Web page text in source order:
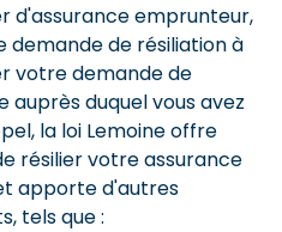
d'assurance emprunteur,
demande de résiliation à
votre demande de
auprès duquel vous avez
la loi Lemoine offre
résilier votre assurance
apporte d'autres
tels que :